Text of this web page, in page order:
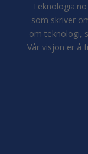
som skriver
om teknologi,
Vår visjon er å